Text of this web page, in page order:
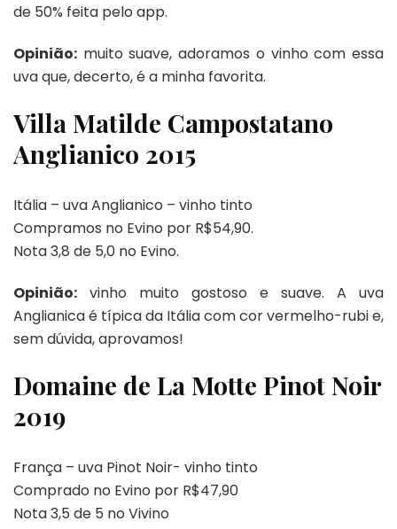
de 50% feita pelo app.
Opinião: muito suave, adoramos o vinho com essa
uva que, decerto, é a minha favorita.
Villa Matilde Campostatano
Anglianico 2015
Itália – uva Anglianico – vinho tinto
Compramos no Evino por R$54,90.
Nota 3,8 de 5,0 no Evino.
Opinião: vinho muito gostoso e suave. A uva
Anglianica é típica da Itália com cor vermelho-rubi e,
sem dúvida, aprovamos!
Domaine de La Motte Pinot Noir
2019
França – uva Pinot Noir- vinho tinto
Comprado no Evino por R$47,90
Nota 3,5 de 5 no Vivino